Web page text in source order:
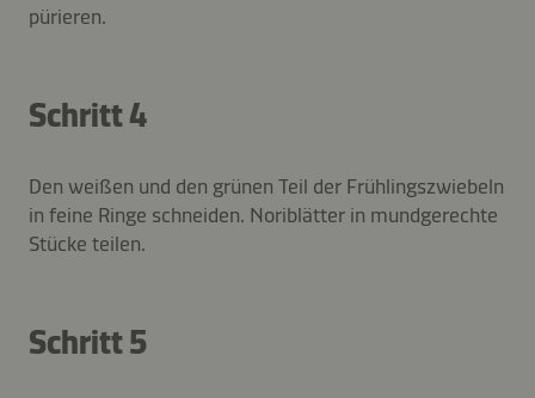
pürieren.
Schritt 4
Den weißen und den grünen Teil der Frühlingszwiebeln
in feine Ringe schneiden. Noriblätter in mundgerechte
Stücke teilen.
Schritt 5